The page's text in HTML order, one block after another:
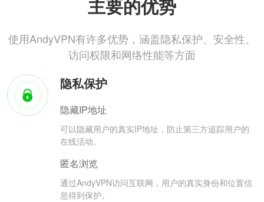
主要的优势
使用AndyVPN有许多优势，涵盖隐私保护、安全性、
访问权限和网络性能等方面
隐私保护
隐藏IP地址
可以隐藏用户的真实IP地址，防止第三方追踪用户的
在线活动。
匿名浏览
通过AndyVPN访问互联网，用户的真实身份和位置信
息得到保护。